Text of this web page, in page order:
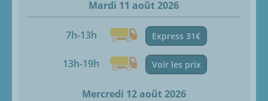
Mardi 11 août 2026
7h-13h Express 31€
13h-19h Voir les prix
Mercredi 12 août 2026